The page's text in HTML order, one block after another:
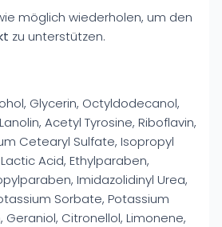
möglich wiederholen, um den
zu unterstützen.
Glycerin, Octyldodecanol,
Acetyl Tyrosine, Riboflavin,
Cetearyl Sulfate, Isopropyl
Acid, Ethylparaben,
Imidazolidinyl Urea,
Sorbate, Potassium
Geraniol, Citronellol, Limonene,